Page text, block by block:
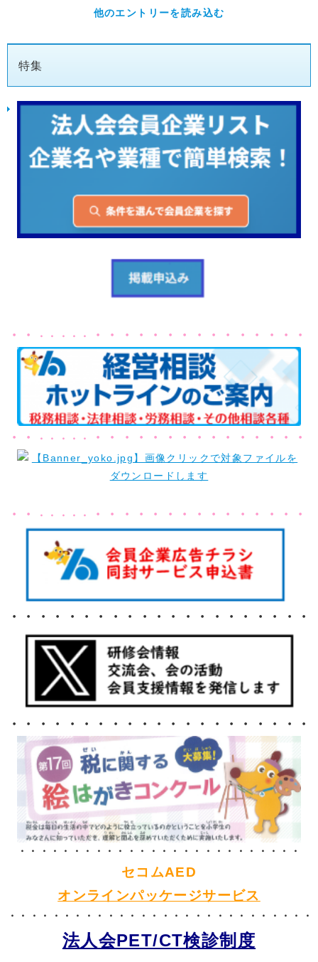
他のエントリーを読み込む
特集
・・ ・・・・・ ・・・・・・・・・・・・・・・
・・ ・・・・・ ・・・・・・・・・・・・・・・
・・ ・・・・・ ・・・・・・・・・・・・・・・
・・・・・・・・・・・・・・・・・・・・・
・・・・・・・・・・・・・・・・・・・・・
・・・・・・・・・・・・・・・・・・・・・・・・・・
セコムAED
オンラインパッケージサービス
・・・・・・・・・・・・・・・・・・・・・・・・・・・・
法人会PET/CT検診制度